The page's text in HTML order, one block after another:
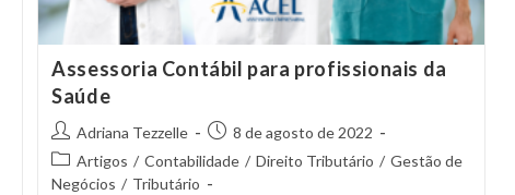
Assessoria Contábil para profissionais da
Saúde
Adriana Tezzelle
8 de agosto de 2022
Artigos / Contabilidade / Direito Tributário / Gestão de
Negócios / Tributário